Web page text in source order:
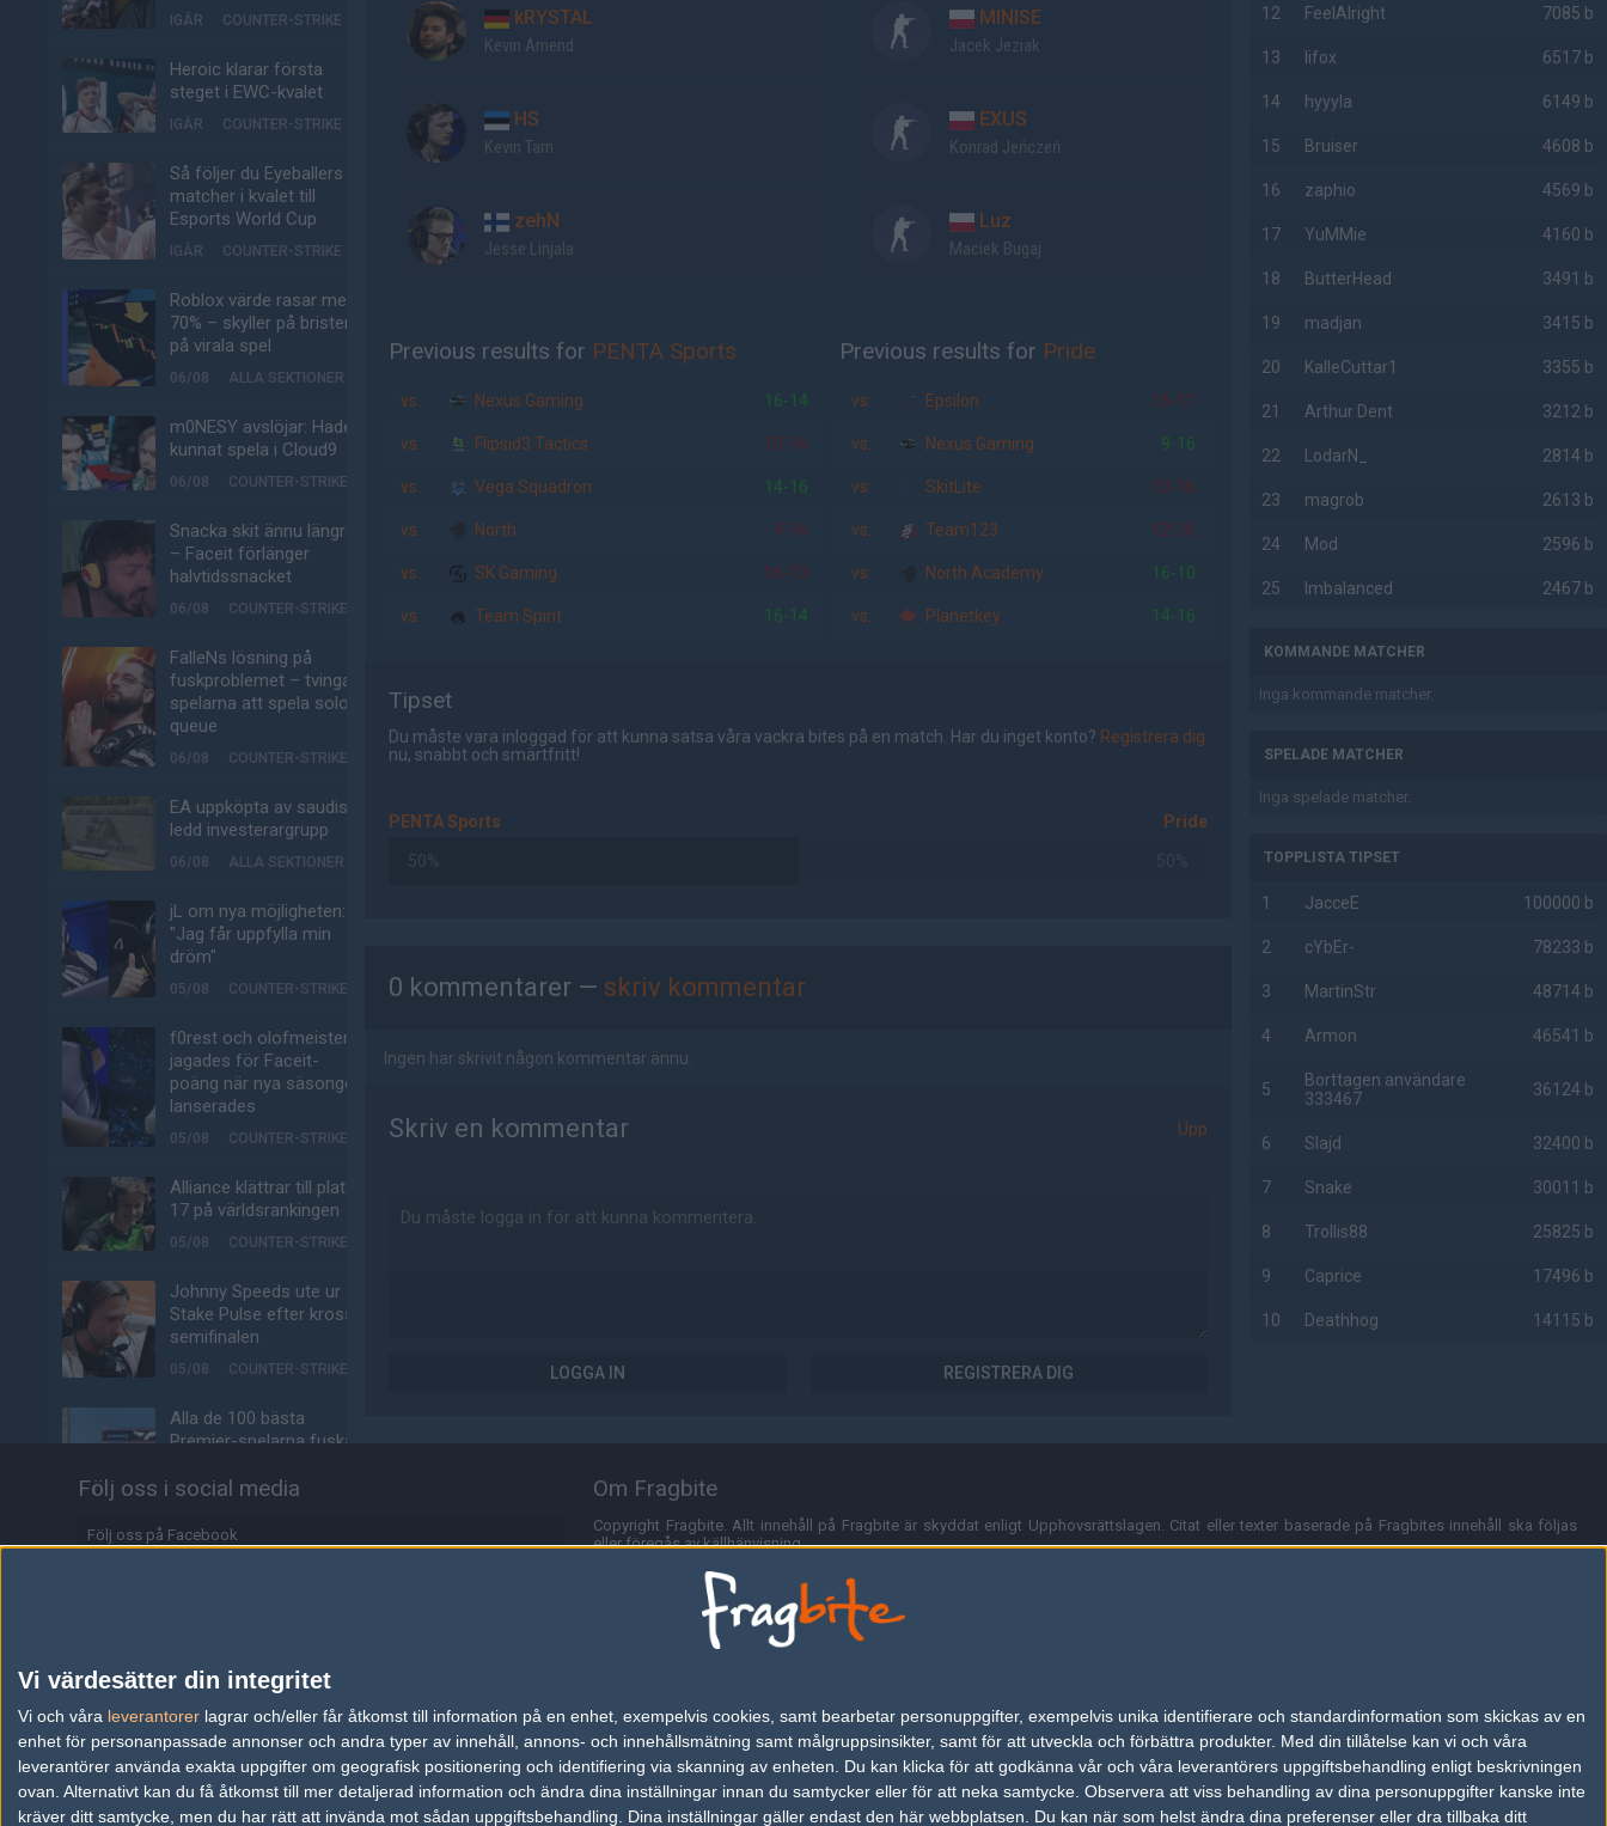
Vi värdesätter din integritet
Vi och våra leverantorer lagrar och/eller får åtkomst till information på en enhet, exempelvis cookies, samt bearbetar personuppgifter, exempelvis unika identifierare och standardinformation som skickas av en
enhet för personanpassade annonser och andra typer av innehåll, annons- och innehållsmätning samt målgruppsinsikter, samt för att utveckla och förbättra produkter. Med din tillåtelse kan vi och våra
leverantörer använda exakta uppgifter om geografisk positionering och identifiering via skanning av enheten. Du kan klicka för att godkänna vår och våra leverantörers uppgiftsbehandling enligt beskrivningen
ovan. Alternativt kan du få åtkomst till mer detaljerad information och ändra dina inställningar innan du samtycker eller för att neka samtycke. Observera att viss behandling av dina personuppgifter kanske inte
kräver ditt samtycke, men du har rätt att invända mot sådan uppgiftsbehandling. Dina inställningar gäller endast den här webbplatsen. Du kan när som helst ändra dina preferenser eller dra tillbaka ditt
IGÅR COUNTER-STRIKE
Heroic klarar första
steget i EWC-kvalet
IGÅR COUNTER-STRIKE
Så följer du Eyeballers
matcher i kvalet till
Esports World Cup
IGÅR COUNTER-STRIKE
Roblox värde rasar med
70% – skyller på bristen
på virala spel
06/08 ALLA SEKTIONER
m0NESY avslöjar: Hade
kunnat spela i Cloud9
06/08 COUNTER-STRIKE
Snacka skit ännu längre
– Faceit förlänger
halvtidssnacket
06/08 COUNTER-STRIKE
FalleNs lösning på
fuskproblemet – tvinga
spelarna att spela solo-
queue
06/08 COUNTER-STRIKE
EA uppköpta av saudisk-
ledd investerargrupp
06/08 ALLA SEKTIONER
jL om nya möjligheten:
"Jag får uppfylla min
dröm"
05/08 COUNTER-STRIKE
f0rest och olofmeister
jagades för Faceit-
poäng när nya säsongen
lanserades
05/08 COUNTER-STRIKE
Alliance klättrar till plats
17 på världsrankingen
05/08 COUNTER-STRIKE
Johnny Speeds ute ur
Stake Pulse efter kross i
semifinalen
05/08 COUNTER-STRIKE
Alla de 100 bästa
Premier-spelarna fuskar
05/08 COUNTER-STRIKE
Valves nya VR-
Tonåring släppte
skämtspel för 1 900 kr –
tjänade miljoner
04/08 ALLA SEKTIONER
Media: jL klar för Vitality
– hoppar in för nyblivna
kRYSTAL
Kevin Amend
HS
Kevin Tarn
zehN
Jesse Linjala
MINISE
Jacek Jeziak
EXUS
Konrad Jeńczeń
Luz
Maciek Bugaj
Previous results for PENTA Sports
vs. Nexus Gaming 16-14
vs. Flipsid3 Tactics 13-16
vs. Vega Squadron 14-16
vs. North 9-16
vs. SK Gaming 16-13
vs. Team Spirit 16-14
Previous results for Pride
vs. Epsilon 16-11
vs. Nexus Gaming 9-16
vs. SkitLite 10-16
vs. Team123 12-16
vs. North Academy 16-10
vs. Planetkey 14-16
Tipset
Du måste vara inloggad för att kunna satsa våra vackra bites på en match. Har du inget konto? Registrera dig
nu, snabbt och smärtfritt!
PENTA Sports Pride
50% 50%
0 kommentarer — skriv kommentar
Ingen har skrivit någon kommentar ännu.
Skriv en kommentar Upp
LOGGA IN REGISTRERA DIG
12 FeelAlright 7085 b
13 lifox 6517 b
14 hyyyla 6149 b
15 Bruiser 4608 b
16 zaphio 4569 b
17 YuMMie 4160 b
18 ButterHead 3491 b
19 madjan 3415 b
20 KalleCuttar1 3355 b
21 Arthur Dent 3212 b
22 LodarN_ 2814 b
23 magrob 2613 b
24 Mod 2596 b
25 Imbalanced 2467 b
KOMMANDE MATCHER
Inga kommande matcher.
SPELADE MATCHER
Inga spelade matcher.
TOPPLISTA TIPSET
1 JacceE 100000 b
2 cYbEr- 78233 b
3 MartinStr 48714 b
4 Armon 46541 b
5
Borttagen användare
333467
36124 b
6 Slajd 32400 b
7 Snake 30011 b
8 Trollis88 25825 b
9 Caprice 17496 b
10 Deathhog 14115 b
Följ oss i social media
Följ oss på Facebook
Information
Annonsering
Copyright och Privacy Policy
Om Fragbite
Copyright Fragbite. Allt innehåll på Fragbite är skyddat enligt Upphovsrättslagen. Citat eller texter baserade på Fragbites innehåll ska följas
eller föregås av källhänvisning.
Alla åsikter uttryckta på Fragbite representerar varje enskild skribent och överensstämmer inte nödvändigtvis med Fragbites åsikter.
Programmering och design av Fredric Bohlin. För frågor rörande sajten kan du skicka iväg ett email till
Fragbite använder cookies för att spara användarspecifik information så som t.ex. användarnamn. Cookies sparas även när man deltar i
omröstningar och för att föra statistik. För att slippa cookies kan du stänga av cookies i din webbläsares inställningar eller välja att inte
besöka Fragbite. Den här textraden finns här på grund av lagen om elektronisk kommunikation som trädde i kraft 25 juli 2003.
Annonsering